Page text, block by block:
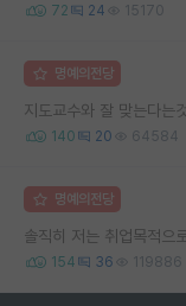
72 24 15170
명예의전당
지도교수와 잘 맞는다는
140 20 64584
명예의전당
솔직히 저는 취업목적으
154 36 119886